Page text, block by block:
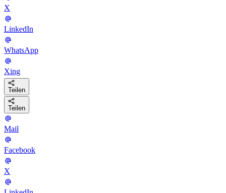
X
LinkedIn
WhatsApp
Xing
Teilen
Teilen
Mail
Facebook
X